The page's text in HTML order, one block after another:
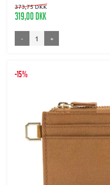
373,75 DKK
319,00 DKK
- +
-15%